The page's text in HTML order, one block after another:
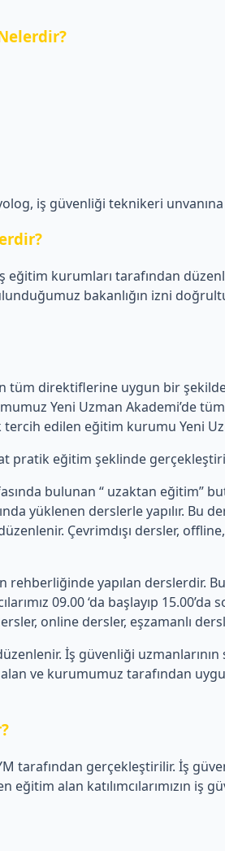
iş güvenliği teknikeri unvanına
kurumları tarafından
bakanlığın izni
tüm direktiflerine uygun bir
Yeni Uzman Akademi’de
edilen eğitim kurumu Yeni
pratik eğitim şeklinde
bulunan “ uzaktan eğitim”
yüklenen derslerle yapılır. Bu
Çevrimdışı dersler,
yapılan derslerdir.
09.00 ‘da başlayıp
online dersler, eşzamanlı
İş güvenliği
ve kurumumuz tarafından
tarafından gerçekleştirilir. İş
alan katılımcılarımızın iş